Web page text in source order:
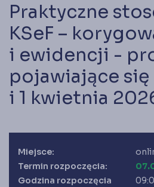
Kontakt
Zostań
Księgarnia
Praktyczne
KSeF –
i ewidencji -
pojawiające
i 1 kwietnia
Miejsce:
Termin rozpoczęcia:
Godzina rozpoczęcia